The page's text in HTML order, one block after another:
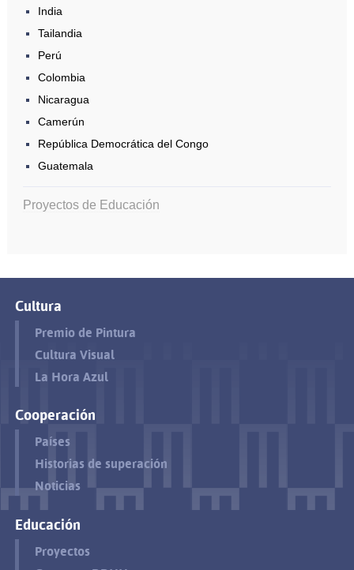
India
Tailandia
Perú
Colombia
Nicaragua
Camerún
República Democrática del Congo
Guatemala
Proyectos de Educación
Cultura
Premio de Pintura
Cultura Visual
La Hora Azul
Cooperación
Países
Historias de superación
Noticias
Educación
Proyectos